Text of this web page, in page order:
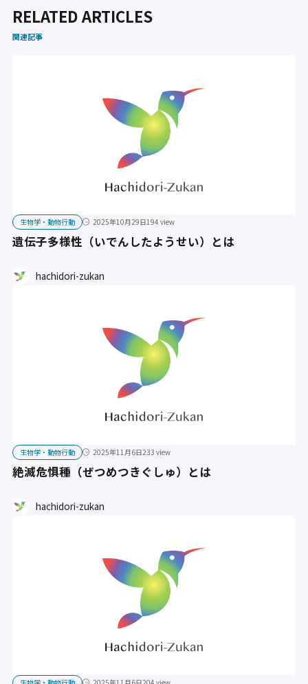
RELATED ARTICLES
関連記事
生物学・動物行動 2025年10月29日194 view
遺伝子多様性（いでんしたようせい）とは
hachidori-zukan
生物学・動物行動 2025年11月6日233 view
絶滅危惧種（ぜつめつきぐしゅ）とは
hachidori-zukan